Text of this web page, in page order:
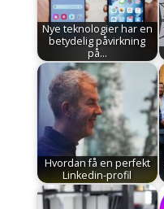
Nye teknologier har en
betydelig påvirkning
på…
Hvordan få en perfekt
Linkedin-profil